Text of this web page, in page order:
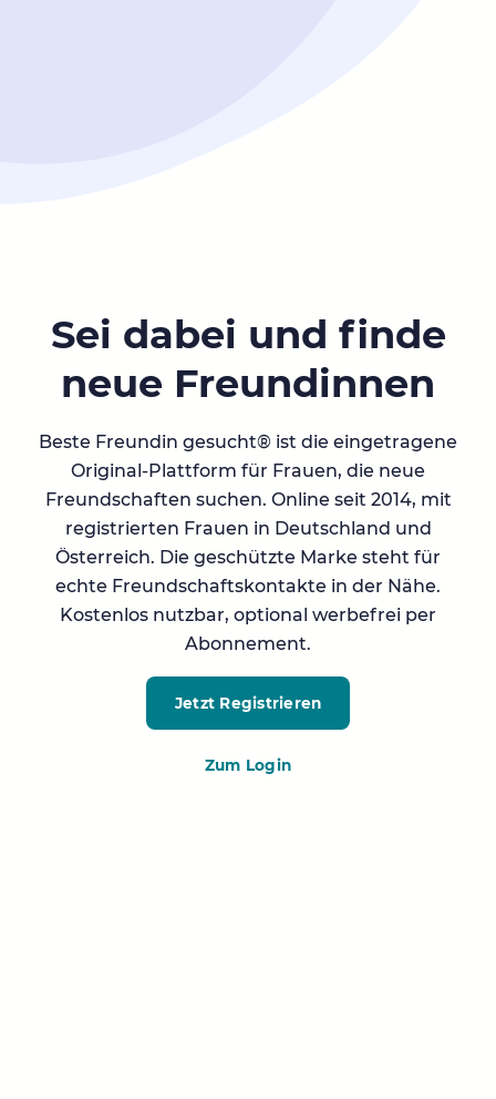
Sei dabei und finde
neue Freundinnen
Beste Freundin gesucht® ist die eingetragene
Original-Plattform für Frauen, die neue
Freundschaften suchen. Online seit 2014, mit
registrierten Frauen in Deutschland und
Österreich. Die geschützte Marke steht für
echte Freundschaftskontakte in der Nähe.
Kostenlos nutzbar, optional werbefrei per
Abonnement.
Jetzt Registrieren
Zum Login